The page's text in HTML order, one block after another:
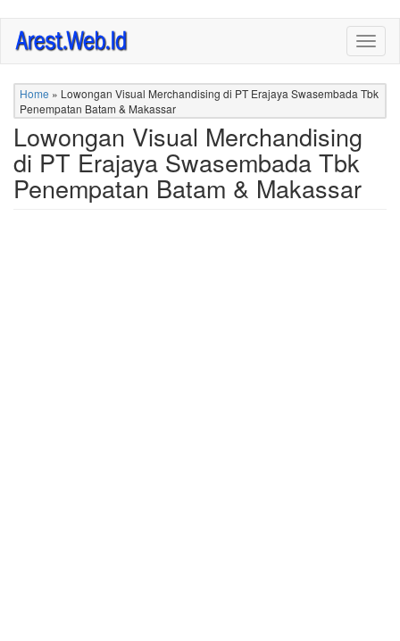
Skip
main
content
Home » Lowongan Visual Merchandising di PT Erajaya Swasembada Tbk
Penempatan Batam & Makassar
Lowongan Visual Merchandising
di PT Erajaya Swasembada Tbk
Penempatan Batam & Makassar